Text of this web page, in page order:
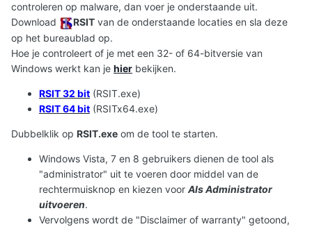
controleren op malware, dan voer je onderstaande uit.
Download
RSIT van de onderstaande locaties en sla deze
op het bureaublad op.
Hoe je controleert of je met een 32- of 64-bitversie van
Windows werkt kan je hier bekijken.
RSIT 32 bit (RSIT.exe)
RSIT 64 bit (RSITx64.exe)
Dubbelklik op RSIT.exe om de tool te starten.
Windows Vista, 7 en 8 gebruikers dienen de tool als
"administrator" uit te voeren door middel van de
rechtermuisknop en kiezen voor Als Administrator
uitvoeren.
Vervolgens wordt de "Disclaimer of warranty" getoond,